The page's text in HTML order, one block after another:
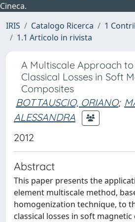
Cineca.
IRIS
Catalogo Ricerca
1
1.1 Articolo in rivista
A Multiscale Approach
Classical Losses in Soft
Composites
BOTTAUSCIO, ORIANO;
ALESSANDRA
2012
Abstract
This paper presents the
element multiscale method,
homogenization technique, to
classical losses in soft